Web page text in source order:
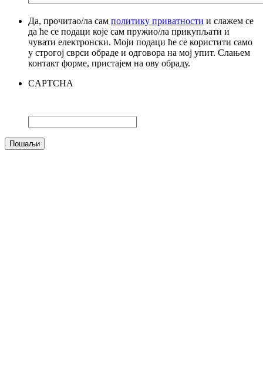
Да, прочитао/ла сам политику приватности и слажем се
да ће се подаци које сам пружио/ла прикупљати и
чувати електронски. Моји подаци ће се користити само
у строгој сврси обраде и одговора на мој упит. Слањем
контакт форме, пристајем на ову обраду.
CAPTCHA